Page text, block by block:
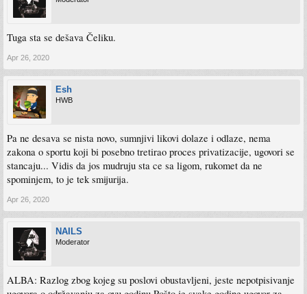
Tuga sta se dešava Čeliku.
Apr 26, 2020
Esh
HWB
Pa ne desava se nista novo, sumnjivi likovi dolaze i odlaze, nema
zakona o sportu koji bi posebno tretirao proces privatizacije, ugovori se
stancaju... Vidis da jos mudruju sta ce sa ligom, rukomet da ne
spominjem, to je tek smijurija.
Apr 26, 2020
NAILS
Moderator
ALBA: Razlog zbog kojeg su poslovi obustavljeni, jeste nepotpisivanje